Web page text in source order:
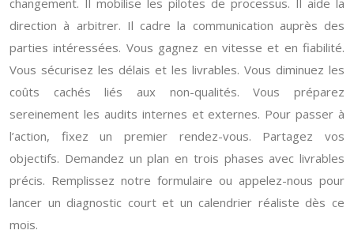
changement. Il mobilise les pilotes de processus. Il aide la
direction à arbitrer. Il cadre la communication auprès des
parties intéressées. Vous gagnez en vitesse et en fiabilité.
Vous sécurisez les délais et les livrables. Vous diminuez les
coûts cachés liés aux non-qualités. Vous préparez
sereinement les audits internes et externes. Pour passer à
l’action, fixez un premier rendez-vous. Partagez vos
objectifs. Demandez un plan en trois phases avec livrables
précis. Remplissez notre formulaire ou appelez-nous pour
lancer un diagnostic court et un calendrier réaliste dès ce
mois.